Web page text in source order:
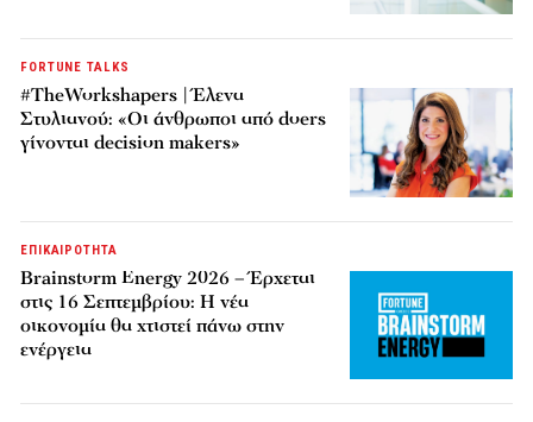
FORTUNE TALKS
#TheWorkshapers | Έλενα
Στυλιανού: «Οι άνθρωποι από doers
γίνονται decision makers»
ΕΠΙΚΑΙΡΟΤΗΤΑ
Brainstorm Energy 2026 – Έρχεται
στις 16 Σεπτεμβρίου: Η νέα
οικονομία θα χτιστεί πάνω στην
ενέργεια